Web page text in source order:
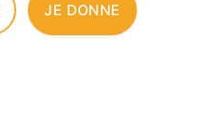
JE DONNE